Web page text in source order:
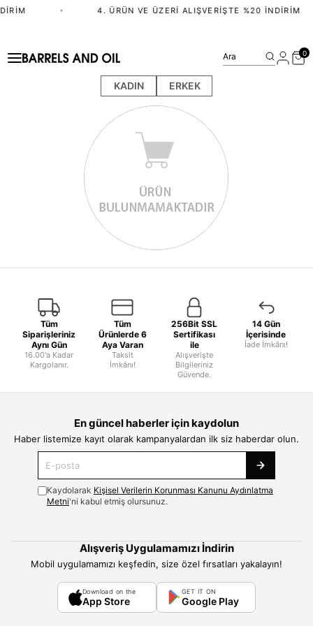
• 4. ÜRÜN VE ÜZERI ALIŞVERIŞTE %20 İNDIRIM
KADIN ERKEK
Ara 0
Tüm
Siparişleriniz
Aynı Gün
16.00'a Kadar
Kargolanır.
Tüm
Ürünlerde 6
Aya Varan
Taksit
İmkânı!
256Bit SSL
Sertifikası
ile
Alışverişte
Bilgileriniz
Güvende.
14 Gün
İçerisinde
İade İmkânı!
En güncel haberler için kaydolun
Haber listemize kayıt olarak kampanyalardan ilk siz haberdar olun.
Kaydolarak Kişisel Verilerin Korunması Kanunu Aydınlatma
Metni'ni kabul etmiş olursunuz.
Alışveriş Uygulamamızı İndirin
Mobil uygulamamızı keşfedin, size özel fırsatları yakalayın!
Download on the
App Store
GET IT ON
Google Play